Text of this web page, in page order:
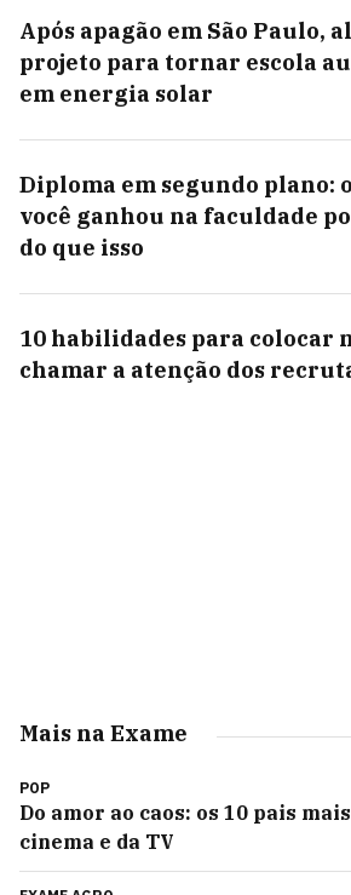
Após apagão em São Paulo,
projeto para tornar escola
em energia solar
Diploma em segundo plano:
você ganhou na faculdade
do que isso
10 habilidades para colocar
chamar a atenção dos
Mais na Exame
POP
Do amor ao caos: os 10 pais
cinema e da TV